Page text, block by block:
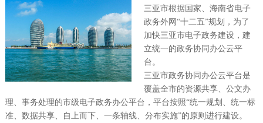
三亚市根据国家、海南省电子
政务外网“十二五”规划，为了
加快三亚市电子政务建设，建
立统一的政务协同办公云平
台。
三亚市政务协同办公云平台是
覆盖全市的资源共享、公文办
理、事务处理的市级电子政务办公平台，平台按照“统一规划、统一标
准、数据共享、自上而下、一条轴线、分布实施”的原则进行建设。